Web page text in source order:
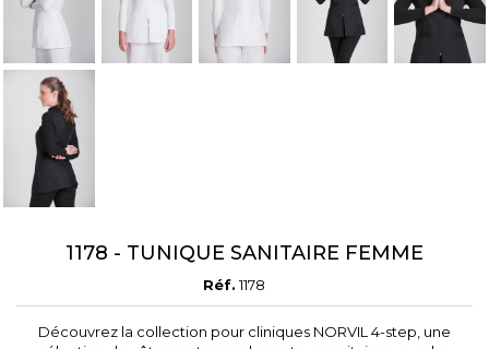
1178 - TUNIQUE SANITAIRE FEMME
Réf. 1178
Découvrez la collection pour cliniques NORVIL 4-step, une